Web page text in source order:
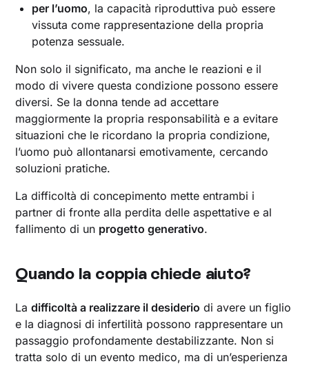
per l’uomo, la capacità riproduttiva può essere
vissuta come rappresentazione della propria
potenza sessuale.
Non solo il significato, ma anche le reazioni e il
modo di vivere questa condizione possono essere
diversi. Se la donna tende ad accettare
maggiormente la propria responsabilità e a evitare
situazioni che le ricordano la propria condizione,
l’uomo può allontanarsi emotivamente, cercando
soluzioni pratiche.
La difficoltà di concepimento mette entrambi i
partner di fronte alla perdita delle aspettative e al
fallimento di un progetto generativo.
Quando la coppia chiede aiuto?
Ladifficoltà a realizzare il desiderio di avere un figlio
e la diagnosi di infertilità possono rappresentare un
passaggio profondamente destabilizzante. Non si
tratta solo di un evento medico, ma di un’esperienza